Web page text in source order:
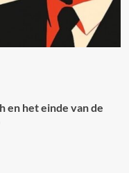
en het einde van de